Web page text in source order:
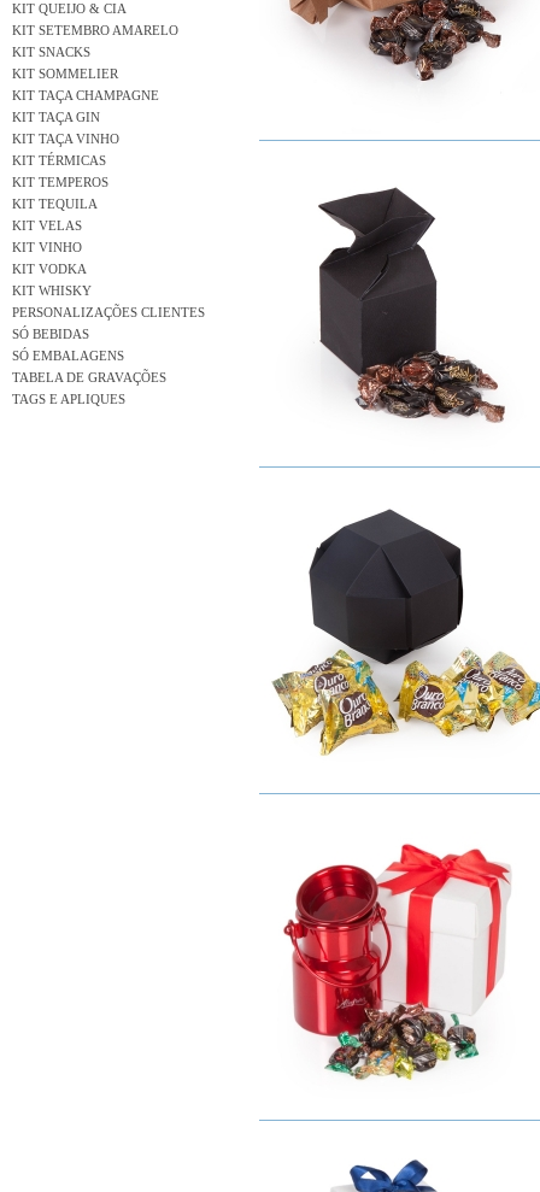
KIT QUEIJO & CIA
KIT SETEMBRO AMARELO
KIT SNACKS
KIT SOMMELIER
KIT TAÇA CHAMPAGNE
KIT TAÇA GIN
KIT TAÇA VINHO
KIT TÉRMICAS
KIT TEMPEROS
KIT TEQUILA
KIT VELAS
KIT VINHO
KIT VODKA
KIT WHISKY
PERSONALIZAÇÕES CLIENTES
SÓ BEBIDAS
SÓ EMBALAGENS
TABELA DE GRAVAÇÕES
TAGS E APLIQUES